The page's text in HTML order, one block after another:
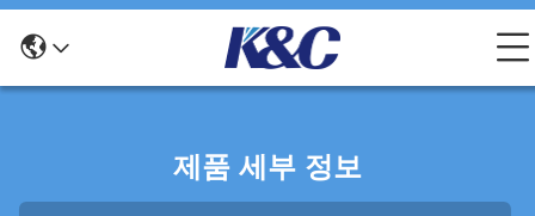
제품 세부 정보